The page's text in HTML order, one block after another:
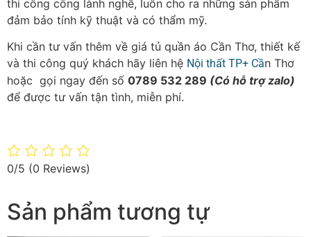
thi công công lành nghề, luôn cho ra những sản phẩm
đảm bảo tính kỹ thuật và có thẩm mỹ.
Khi cần tư vấn thêm về giá tủ quần áo Cần Thơ, thiết kế
và thi công quý khách hãy liên hệ Nội thất TP+ Cần Thơ
hoặc gọi ngay đến số 0789 532 289 (Có hỗ trợ zalo)
để được tư vấn tận tình, miễn phí.
0/5 (0 Reviews)
Sản phẩm tương tự